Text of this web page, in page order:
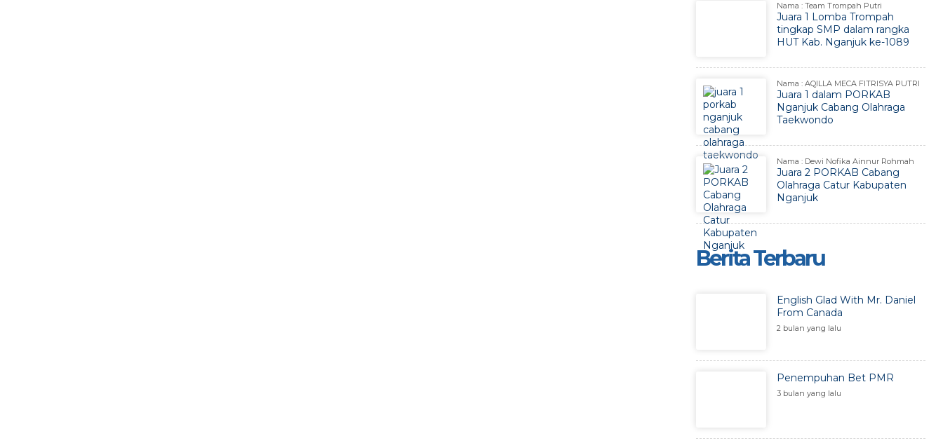
Nama : Team Trompah Putri
Juara 1 Lomba Trompah
tingkap SMP dalam rangka
HUT Kab. Nganjuk ke-1089
Nama : AQILLA MECA FITRISYA PUTRI
Juara 1 dalam PORKAB
Nganjuk Cabang Olahraga
Taekwondo
Nama : Dewi Nofika Ainnur Rohmah
Juara 2 PORKAB Cabang
Olahraga Catur Kabupaten
Nganjuk
Berita Terbaru
English Glad With Mr. Daniel
From Canada
2 bulan yang lalu
Penempuhan Bet PMR
3 bulan yang lalu